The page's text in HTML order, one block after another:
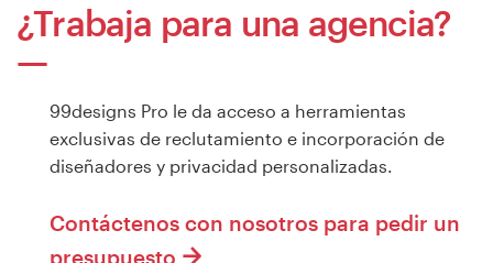
¿Trabaja para una agencia?
99designs Pro le da acceso a herramientas
exclusivas de reclutamiento e incorporación de
diseñadores y privacidad personalizadas.
Contáctenos con nosotros para pedir un
presupuesto